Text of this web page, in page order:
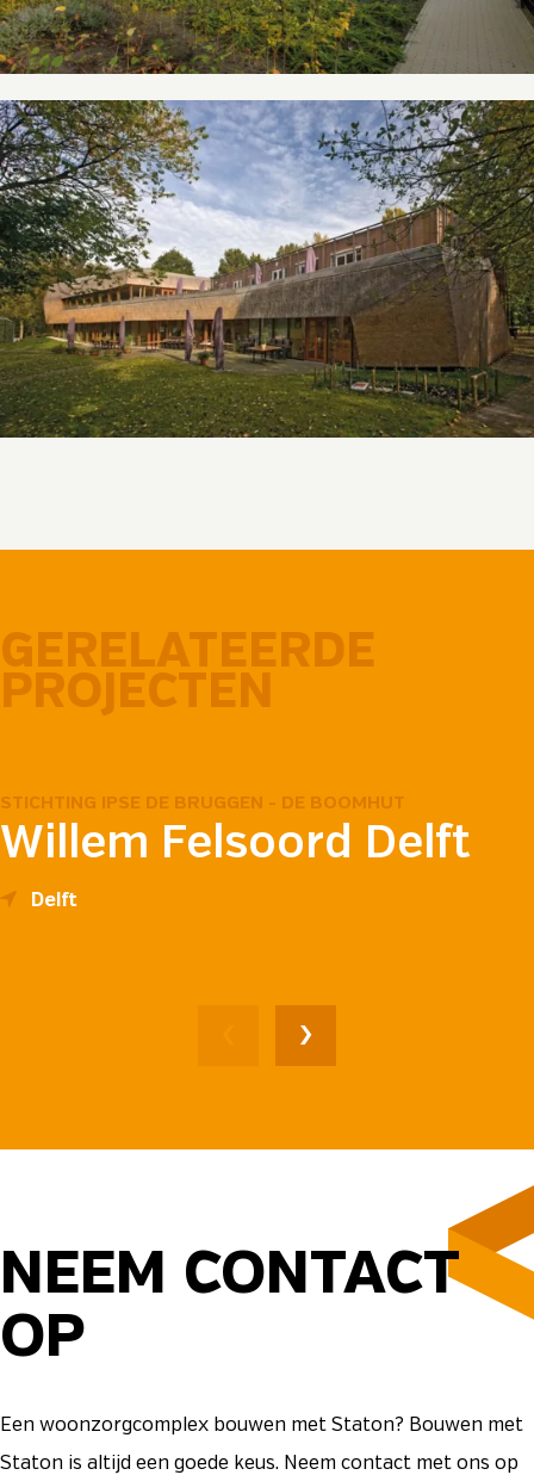
GERELATEERDE
PROJECTEN
STICHTING IPSE DE BRUGGEN - DE BOOMHUT
Willem Felsoord Delft
Delft
NEEM CONTACT
OP
Een woonzorgcomplex bouwen met Staton? Bouwen met
Staton is altijd een goede keus. Neem contact met ons op